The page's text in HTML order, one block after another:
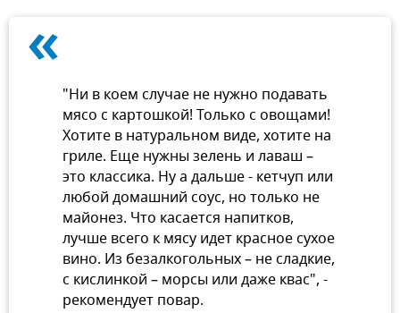
« "Ни в коем случае не нужно подавать
мясо с картошкой! Только с овощами!
Хотите в натуральном виде, хотите на
гриле. Еще нужны зелень и лаваш –
это классика. Ну а дальше - кетчуп или
любой домашний соус, но только не
майонез. Что касается напитков,
лучше всего к мясу идет красное сухое
вино. Из безалкогольных – не сладкие,
с кислинкой – морсы или даже квас", -
рекомендует повар.